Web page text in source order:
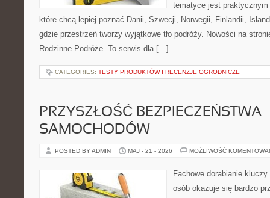
tematyce jest
które chcą lepiej poznać Danii, Szwecji, Norwegii, Finlandii,
gdzie przestrzeń tworzy wyjątkowe tło podróży. Nowości na
Rodzinne Podróże. To serwis dla […]
CATEGORIES: TESTY PRODUKTÓW I RECENZJE OGRODNICZE
PRZYSZŁOŚĆ BEZPIECZEŃSTWA
SAMOCHODÓW
POSTED BY ADMIN MAJ - 21 - 2026 MOŻLIWOŚĆ
Fachowe dorabianie
osób okazuje się bardzo